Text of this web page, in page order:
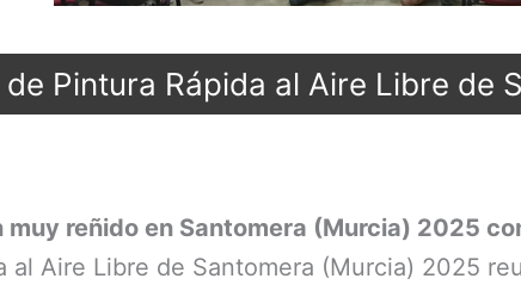
Pintura Rápida al Aire Libre de
reñido en Santomera (Murcia) 2025
al Aire Libre de Santomera (Murcia) 2025